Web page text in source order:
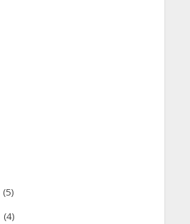
(5)
(4)